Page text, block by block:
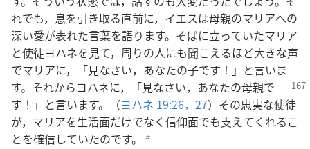
れでも，息を引き取る直前に，イエスは母親のマリアへの
深い愛が表れた言葉を語ります。そばに立っていたマリア
と使徒ヨハネを見て，周りの人にも聞こえるほど大きな声
でマリアに，「見なさい，あなたの子です！」と言いま
す。それからヨハネに，
「見なさい，あなたの母親で
す！」と言います。（ヨハネ 19:26，27）その忠実な使徒
が，マリアを生活面だけでなく信仰面でも支えてくれるこ
とを確信していたのです。
b